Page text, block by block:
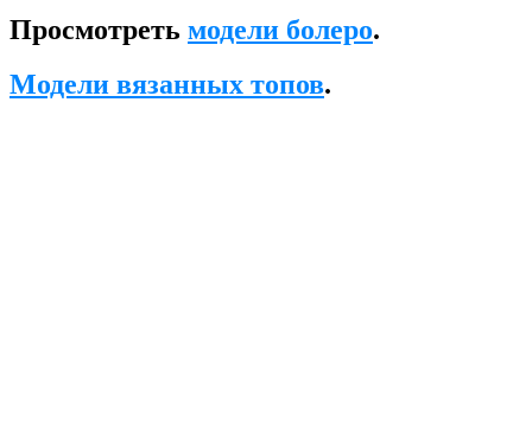
Просмотреть модели болеро.
Модели вязанных топов.